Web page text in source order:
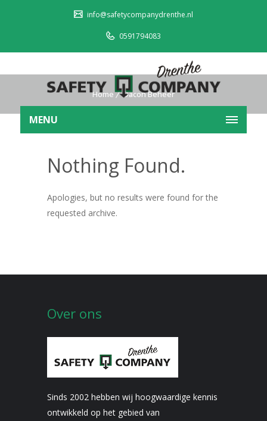
info@safetycompanydrenthe.nl
0591794083
MENU
Home Dacon Beheer
Nothing Found.
Apologies, but no results were found for the
requested archive.
Over ons
Sinds 2002 hebben wij hoogwaardige kennis
ontwikkeld op het gebied van